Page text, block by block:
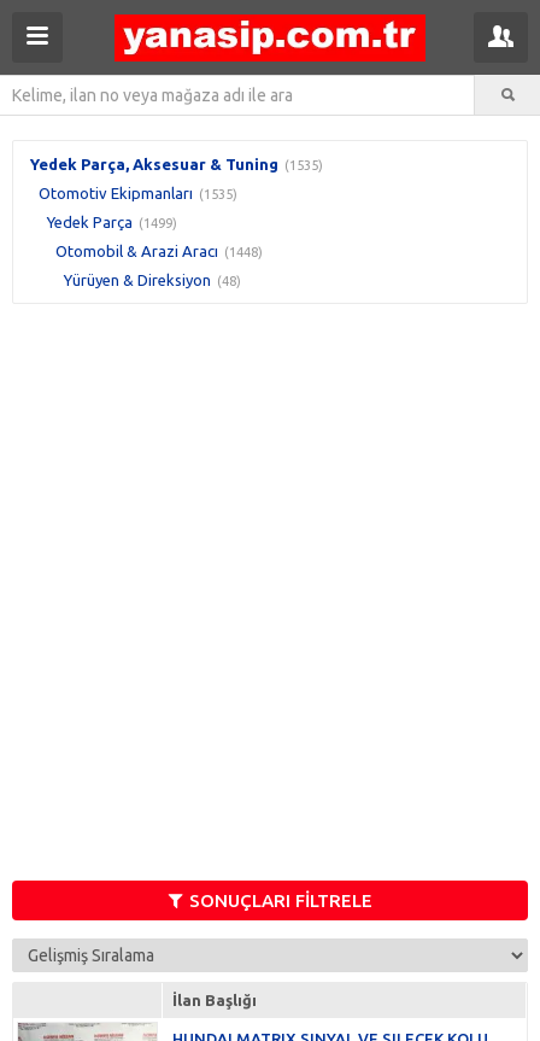
Yedek Parça, Aksesuar & Tuning (1535)
Otomotiv Ekipmanları (1535)
Yedek Parça (1499)
Otomobil & Arazi Aracı (1448)
Yürüyen & Direksiyon (48)
SONUÇLARI FİLTRELE
İlan Başlığı